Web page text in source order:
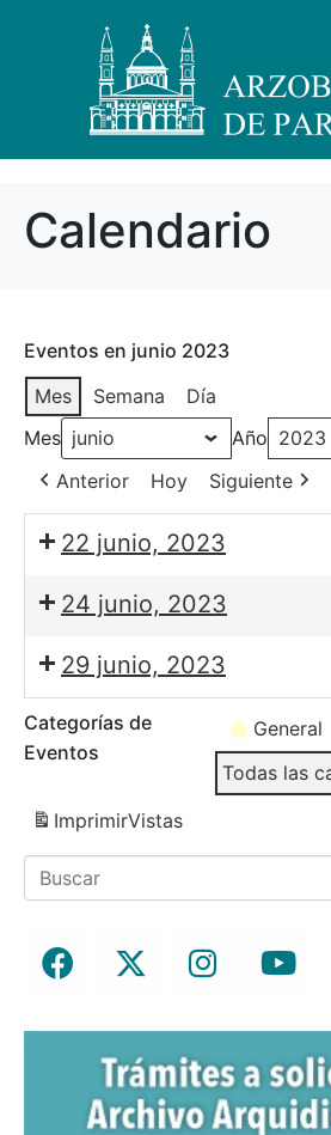
Calendario
Eventos en junio 2023
Mes
Semana
Día
Mes
Año
Anterior
Hoy Siguiente
22 junio, 2023
24 junio, 2023
29 junio, 2023
Categorías de
Eventos
General
Todas las
ImprimirVistas